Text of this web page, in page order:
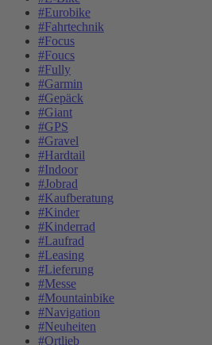
#Eurobike
#Fahrtechnik
#Focus
#Foucs
#Fully
#Garmin
#Gepäck
#Giant
#GPS
#Gravel
#Hardtail
#Indoor
#Jobrad
#Kaufberatung
#Kinder
#Kinderrad
#Laufrad
#Leasing
#Lieferung
#Messe
#Mountainbike
#Navigation
#Neuheiten
#Ortlieb